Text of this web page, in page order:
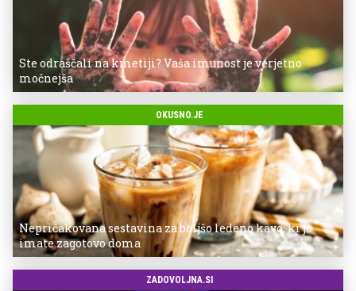
Ste odraščali na kmetiji? Vaša imunost je verjetno
močnejša
OKUSNO.JE
Nepričakovana sestavina za boljšo ledeno kavo, ki jo
imate zagotovo doma
ZADOVOLJNA.SI